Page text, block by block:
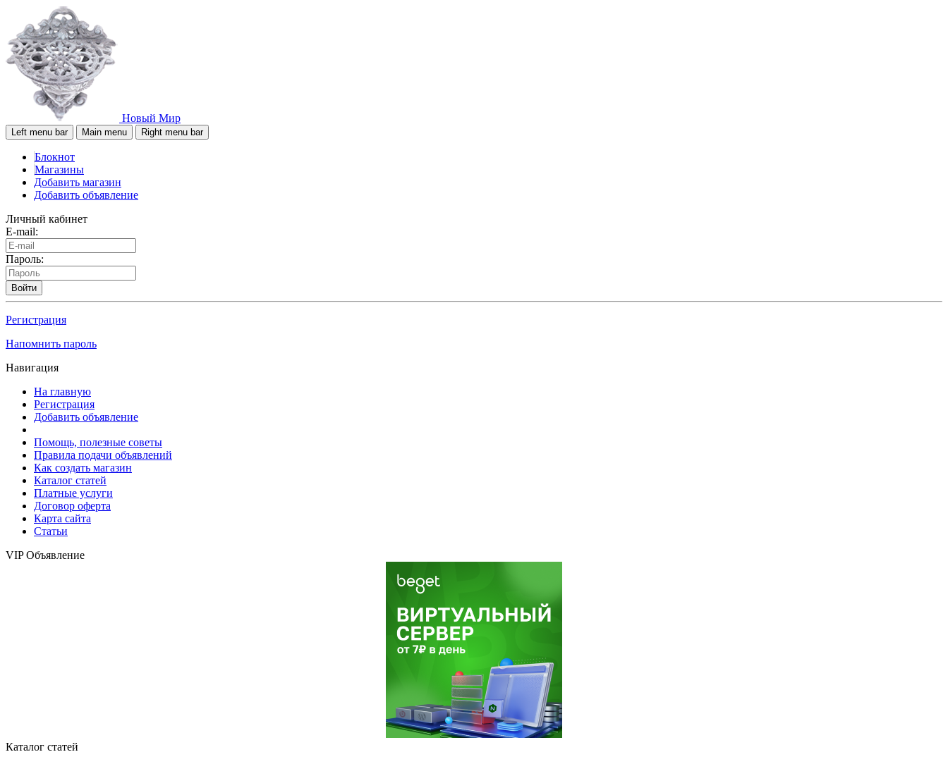
Новый Мир
Left menu bar Main menu Right menu bar
Блокнот
Магазины
Добавить магазин
Добавить объявление
Личный кабинет
E-mail:
Пароль:
Войти
Регистрация
Напомнить пароль
Навигация
На главную
Регистрация
Добавить объявление
Помощь, полезные советы
Правила подачи объявлений
Как создать магазин
Каталог статей
Платные услуги
Договор оферта
Карта сайта
Статьи
VIP Объявление
Каталог статей